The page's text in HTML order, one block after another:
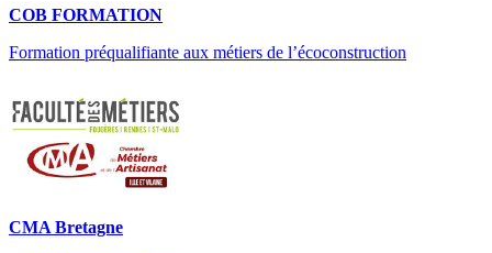
COB FORMATION
Formation préqualifiante aux métiers de l’écoconstruction
CMA Bretagne